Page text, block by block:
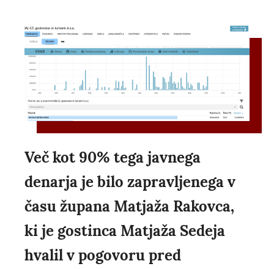
Več kot 90% tega javnega
denarja je bilo zapravljenega v
času župana Matjaža Rakovca,
ki je gostinca Matjaža Sedeja
hvalil v pogovoru pred